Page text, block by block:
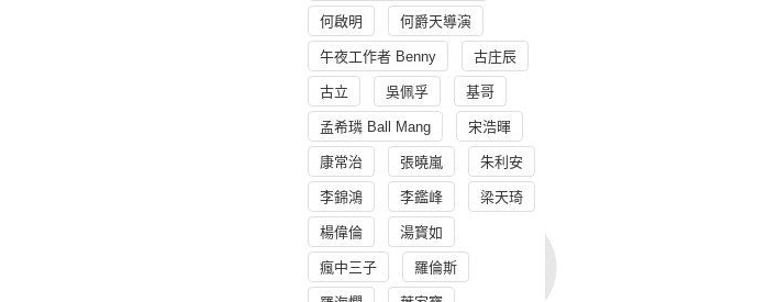
何啟明 何爵天導演
午夜工作者 Benny 古庄辰
古立 吳佩孚 基哥
孟希璘 Ball Mang 宋浩暉
康常治 張曉嵐 朱利安
李錦鴻 李鑑峰 梁天琦
楊偉倫 湯寳如
瘋中三子 羅倫斯